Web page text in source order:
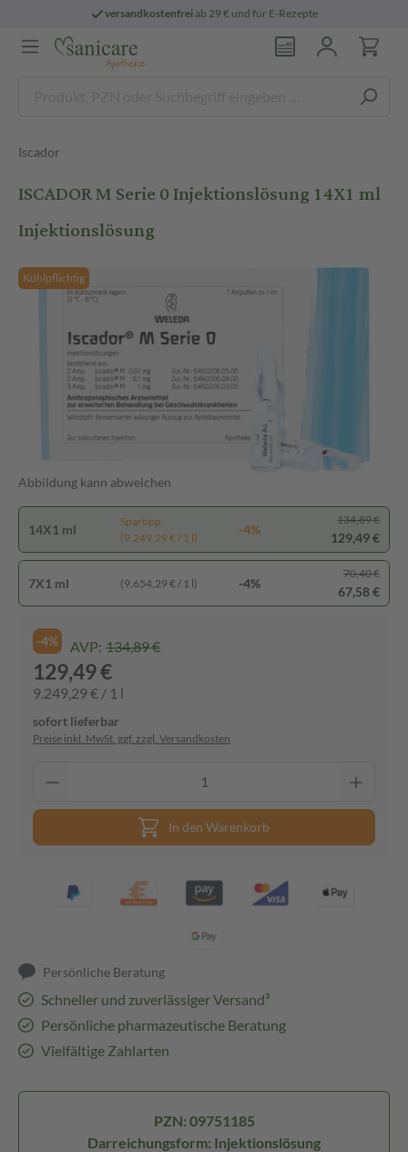
versandkostenfreiab 29 € und für E-Rezepte
Iscador
ISCADOR M Serie 0 Injektionslösung 14X1 ml
Injektionslösung
Kühlpflichtig
Abbildung kann abweichen
14X1 ml
Spartipp
(9.249,29 € / 1 l)
-4%
134,89 €
129,49 €
7X1 ml (9.654,29 € / 1 l) -4%
70,40 €
67,58 €
-4% AVP: 134,89 €
129,49 €
9.249,29 € / 1 l
sofort lieferbar
Preise inkl. MwSt. ggf. zzgl. Versandkosten
In den Warenkorb
Persönliche Beratung
Schneller und zuverlässiger Versand³
Persönliche pharmazeutische Beratung
Vielfältige Zahlarten
PZN: 09751185
Darreichungsform: Injektionslösung